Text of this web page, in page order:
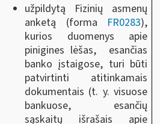
užpildytą Fizinių asmenų
anketą (forma FR0283),
kurios duomenys apie
pinigines lėšas, esančias
banko įstaigose, turi būti
patvirtinti atitinkamais
dokumentais (t. y. visuose
bankuose, esančių
sąskaitų išrašais apie